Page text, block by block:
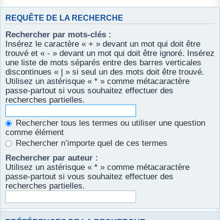
REQUÊTE DE LA RECHERCHE
Rechercher par mots-clés :
Insérez le caractère « + » devant un mot qui doit être
trouvé et « - » devant un mot qui doit être ignoré. Insérez
une liste de mots séparés entre des barres verticales
discontinues « | » si seul un des mots doit être trouvé.
Utilisez un astérisque « * » comme métacaractère
passe-partout si vous souhaitez effectuer des
recherches partielles.
Rechercher tous les termes ou utiliser une question
comme élément
Rechercher n’importe quel de ces termes
Rechercher par auteur :
Utilisez un astérisque « * » comme métacaractère
passe-partout si vous souhaitez effectuer des
recherches partielles.